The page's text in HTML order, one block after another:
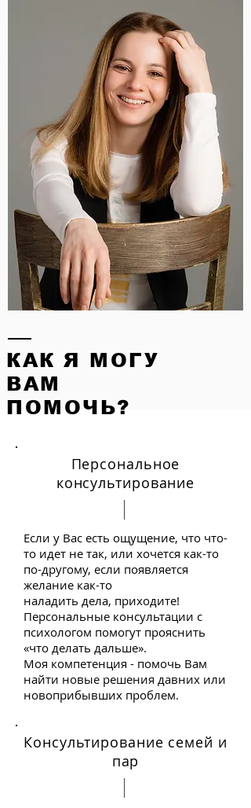
КАК Я МОГУ
ВАМ
ПОМОЧЬ?
Персональное
консультирование
Если у Вас есть ощущение, что что-
то идет не так, или хочется как-то
по-другому, если появляется
желание как-то
наладить дела, приходите!
Персональные консультации с
психологом помогут прояснить
«что делать дальше».
Моя компетенция - помочь Вам
найти новые решения давних или
новоприбывших проблем.
Консультирование семей и
пар